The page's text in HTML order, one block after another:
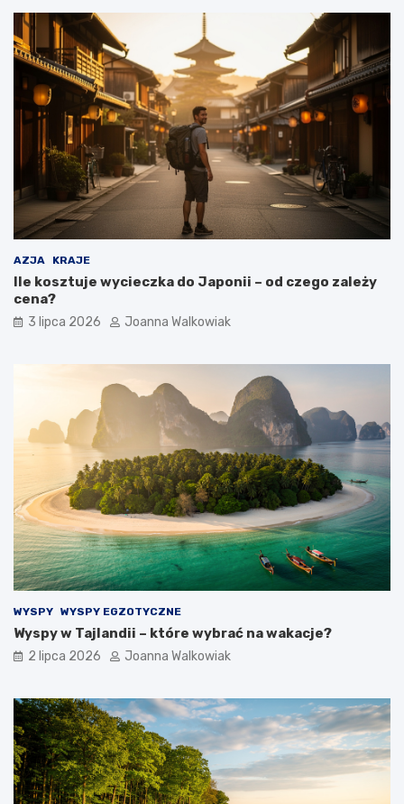
AZJA KRAJE
Ile kosztuje wycieczka do Japonii – od czego zależy
cena?
3 lipca 2026 Joanna Walkowiak
WYSPY WYSPY EGZOTYCZNE
Wyspy w Tajlandii – które wybrać na wakacje?
2 lipca 2026 Joanna Walkowiak